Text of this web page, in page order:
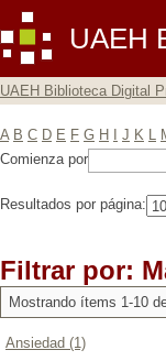
UAEH
Filtrar por:
UAEH Biblioteca Digital
A B C D E F G H J K L
Comienza por
Resultados por página:
Filtrar por:
Mostrando ítems 1-10
Ansiedad (1)